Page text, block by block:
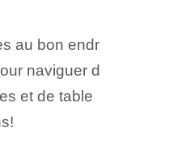
au bon endr
naviguer d
et de table